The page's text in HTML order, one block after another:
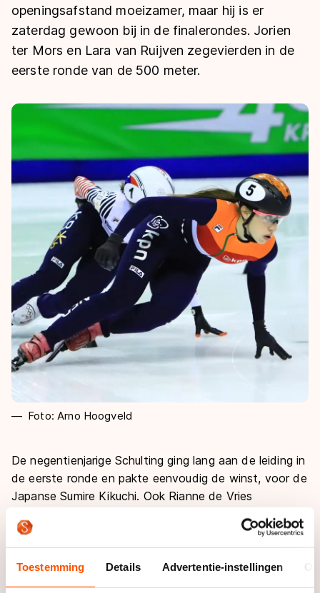
Toestemming Details Advertentie-instellingen
Natuurijs
Algemene Nederlandse Schaatstijd
Deze zomer de weg op
Waar kan ik schaatsen en skaten?
Alles voor jou als schaatsfan
Livestreams
Word schaatsfan!
Winacties
Olympische Spelen
Medaille overzicht
Medaillespiegel
Olympische uitslagen
Van Jong tot Goud verhalen
openingsafstand moeizamer, maar hij is er
zaterdag gewoon bij in de finalerondes. Jorien
ter Mors en Lara van Ruijven zegevierden in de
eerste ronde van de 500 meter.
Foto: Arno Hoogveld
De negentienjarige Schulting ging lang aan de leiding in
de eerste ronde en pakte eenvoudig de winst, voor de
Japanse Sumire Kikuchi. Ook Rianne de Vries
schaatsmijl. De Friezin eindige als derde en wist door
haar snelle tijd kwalificatie af te dwingen.
Knegt moest in Calgary op zijn snelle derde tijd